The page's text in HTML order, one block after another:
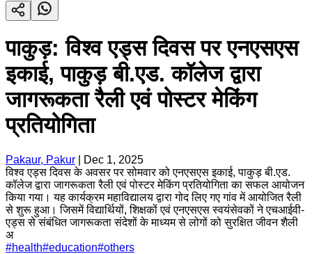
पाकुड़: विश्व एड्स दिवस पर एनएसएस
इकाई, पाकुड़ बी.एड. कॉलेज द्वारा
जागरूकता रैली एवं पोस्टर मेकिंग
प्रतियोगिता
Pakaur, Pakur
Dec 1, 2025
विश्व एड्स दिवस के अवसर पर सोमवार को एनएसएस इकाई, पाकुड़ बी.एड.
कॉलेज द्वारा जागरूकता रैली एवं पोस्टर मेकिंग प्रतियोगिता का सफल आयोजन
किया गया। यह कार्यक्रम महाविद्यालय द्वारा गोद लिए गए गांव में आयोजित रैली
से शुरू हुआ। जिसमें विद्यार्थियों, शिक्षकों एवं एनएसएस स्वयंसेवकों ने एचआईवी-
एड्स से संबंधित जागरूकता संदेशों के माध्यम से लोगों को सुरक्षित जीवन शैली
अ
#health#education#others